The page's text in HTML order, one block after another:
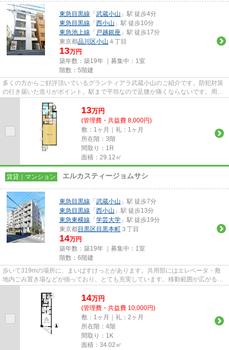
東急目黒線 「 武蔵小山 」駅 徒歩4分
東急目黒線 「 西小山 」駅 徒歩10分
東急池上線 「 戸越銀座 」駅 徒歩17分
東京都品川区小山 ４丁目
13万円
築年数：築19年 ｜募集中： 1室
階数：5階建
多くの方からご好評頂いているグランティアラ武蔵小山のご紹介です。防犯対策
の行き届いた造りがポイント。駅まで平坦なので足腰が痛くならないです。周辺
13万円
(管理費・共益費 8,000円)
敷：1ヶ月｜礼：1ヶ月
所在階：3階
間取り：1R
面積：29.12㎡
賃貸｜マンション エルカスティージョムサシ
東急目黒線 「 武蔵小山 」駅 徒歩7分
東急目黒線 「 西小山 」駅 徒歩13分
東急東横線 「 学芸大学 」駅 徒歩19分
東京都目黒区 目黒本町 ３丁目
14万円
築年数：築19年 ｜募集中： 1室
階数：6階建
歩いて319mの場所に、まいばすけっとがあります。共用部にはエレベータ・敷
地内ごみ置き場などが揃っており、とても充実しています。移動範囲が広がる2
14万円
(管理費・共益費 10,000円)
敷：1ヶ月｜礼：2ヶ月
所在階：4階
間取り：1K
面積：34.02㎡